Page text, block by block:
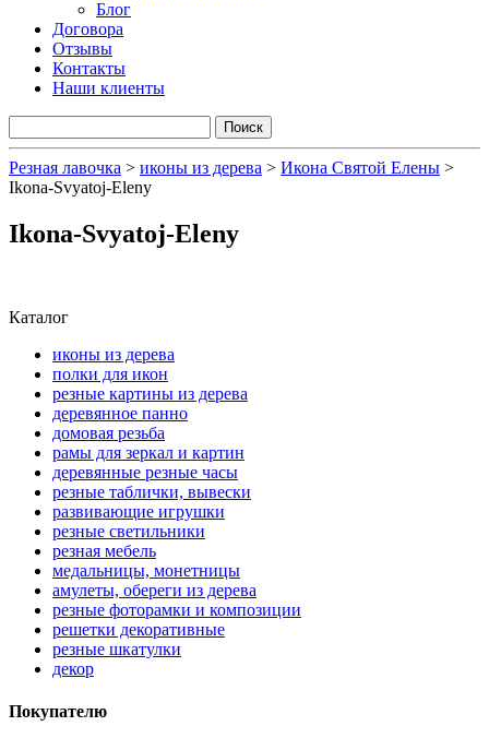
Блог
Договора
Отзывы
Контакты
Наши клиенты
Резная лавочка > иконы из дерева > Икона Святой Елены >
Ikona-Svyatoj-Eleny
Ikona-Svyatoj-Eleny
Каталог
иконы из дерева
полки для икон
резные картины из дерева
деревянное панно
домовая резьба
рамы для зеркал и картин
деревянные резные часы
резные таблички, вывески
развивающие игрушки
резные светильники
резная мебель
медальницы, монетницы
амулеты, обереги из дерева
резные фоторамки и композиции
решетки декоративные
резные шкатулки
декор
Покупателю